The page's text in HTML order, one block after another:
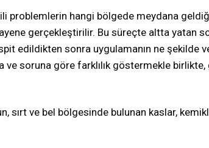
hangi bölgede meydana
gerçekleştirilir. Bu süreçte altta yatan
edildikten sonra uygulamanın ne şekilde
ve soruna göre farklılık göstermekle
sırt ve bel bölgesinde bulunan kaslar,